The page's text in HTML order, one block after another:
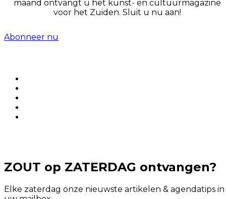
maand ontvangt u het kunst- en cultuurmagazine
voor het Zuiden. Sluit u nu aan!
Abonneer nu
ZOUT op ZATERDAG ontvangen?
Elke zaterdag onze nieuwste artikelen & agendatips in